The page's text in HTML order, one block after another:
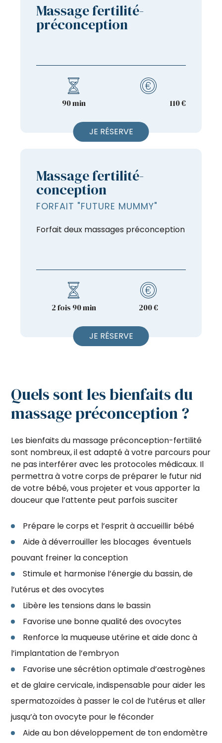
Massage fertilité-
préconception
90 min 110 €
JE RÉSERVE
Massage fertilité-
conception
FORFAIT "FUTURE MUMMY"
Forfait deux massages préconception
2 fois 90 min 200 €
JE RÉSERVE
Quels sont les bienfaits du
massage préconception ?
Les bienfaits du massage préconception-fertilité
sont nombreux, il est adapté à votre parcours pour
ne pas interférer avec les protocoles médicaux. Il
permettra à votre corps de préparer le futur nid
de votre bébé, vous projeter et vous apporter la
douceur que l’attente peut parfois susciter
Prépare le corps et l’esprit à accueillir bébé
Aide à déverrouiller les blocages éventuels
pouvant freiner la conception
Stimule et harmonise l’énergie du bassin, de
l’utérus et des ovocytes
Libère les tensions dans le bassin
Favorise une bonne qualité des ovocytes
Renforce la muqueuse utérine et aide donc à
l’implantation de l’embryon
Favorise une sécrétion optimale d’œstrogènes
et de glaire cervicale, indispensable pour aider les
spermatozoïdes à passer le col de l’utérus et aller
jusqu’à ton ovocyte pour le féconder
Aide au bon développement de ton endomètre